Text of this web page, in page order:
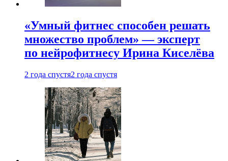
«Умный фитнес способен решать
множество проблем» — эксперт
по нейрофитнесу Ирина Киселёва
2 года спустя2 года спустя